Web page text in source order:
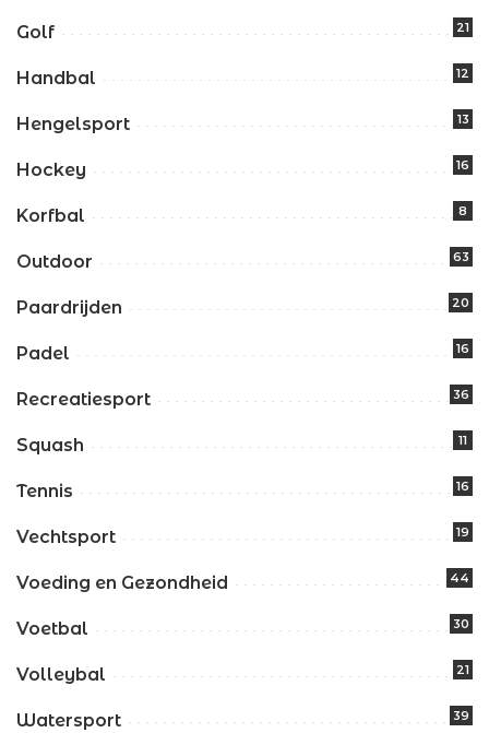
Golf 21
Handbal 12
Hengelsport 13
Hockey 16
Korfbal 8
Outdoor 63
Paardrijden 20
Padel 16
Recreatiesport 36
Squash 11
Tennis 16
Vechtsport 19
Voeding en Gezondheid 44
Voetbal 30
Volleybal 21
Watersport 39